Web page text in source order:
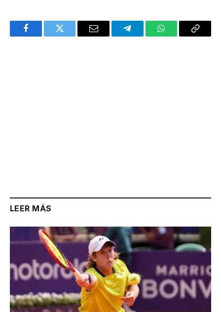
FacebookTwitter Email TelegramWhatsAppCopy
LEER MÁS